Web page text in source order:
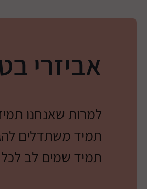
אביזרי
למרות שאנחנו
תמיד משתדלים
תמיד שמים לב